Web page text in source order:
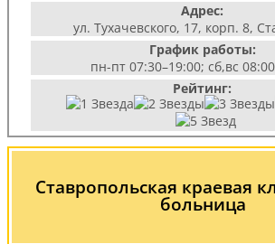
Адрес:
ул. Тухачевского, 17, корп. 8,
График работы:
пн-пт 07:30–19:00; сб,вс
Рейтинг:
Ставропольская краевая
больница